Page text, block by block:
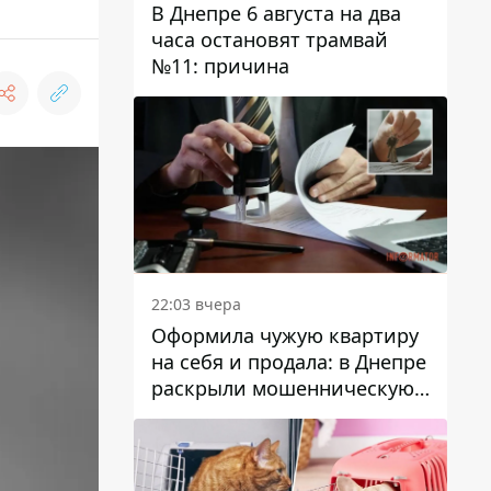
В Днепре 6 августа на два
часа остановят трамвай
№11: причина
22:03 вчера
Оформила чужую квартиру
на себя и продала: в Днепре
раскрыли мошенническую
схему с недвижимостью